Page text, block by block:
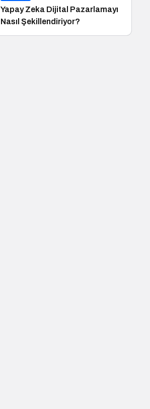
Yapay Zeka Dijital Pazarlamayı
Nasıl Şekillendiriyor?